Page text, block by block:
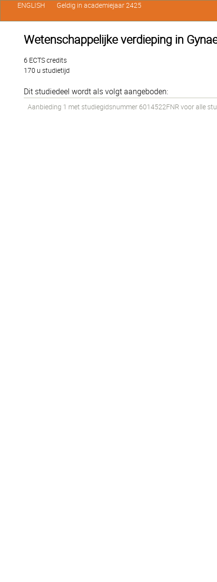
Wetenschappelijke verdieping in
6 ECTS credits
170 u studietijd
Dit studiedeel wordt als volgt aangeboden:
Aanbieding 1 met studiegidsnummer 6014522FNR voor alle
ENGLISH Geldig in academiejaar 2425